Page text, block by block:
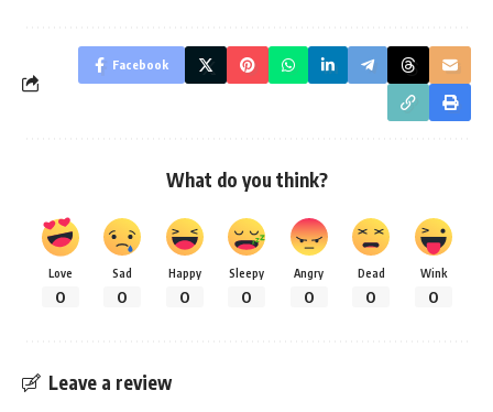
Facebook
What do you think?
Love
0
Sad
0
Happy
0
Sleepy
0
Angry
0
Dead
0
Wink
0
Leave a review